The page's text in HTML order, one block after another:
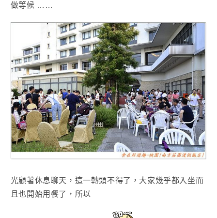
做等候 ……
光顧著休息聊天，這一轉頭不得了 ，大家幾乎都入坐而
且也開始用餐了 ，所以